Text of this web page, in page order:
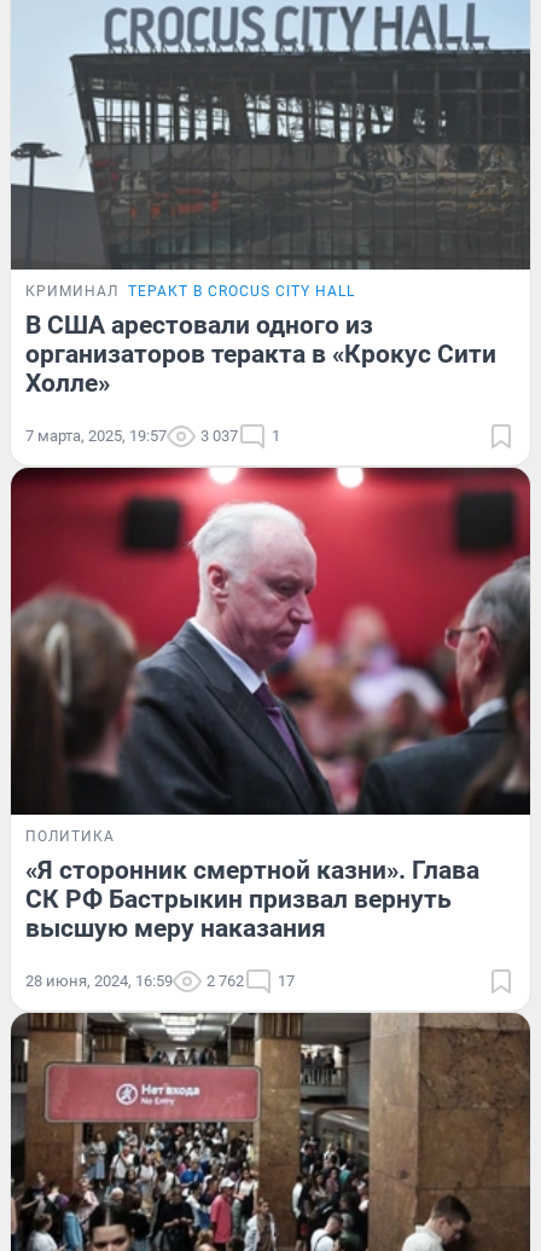
КРИМИНАЛ ТЕРАКТ В CROCUS CITY HALL
В США арестовали одного из
организаторов теракта в «Крокус Сити
Холле»
7 марта, 2025, 19:57 3 037 1
ПОЛИТИКА
«Я сторонник смертной казни». Глава
СК РФ Бастрыкин призвал вернуть
высшую меру наказания
28 июня, 2024, 16:59 2 762 17